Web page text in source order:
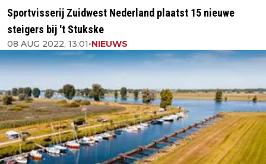
Sportvisserij Zuidwest Nederland plaatst 15 nieuwe
steigers bij 't Stukske
08 AUG 2022, 13:01•NIEUWS